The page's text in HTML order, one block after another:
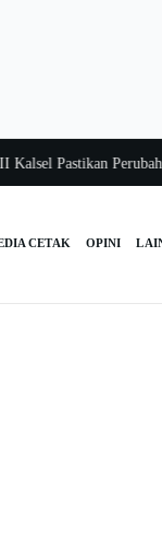
Pastikan Perubahan
CETAK OPINI